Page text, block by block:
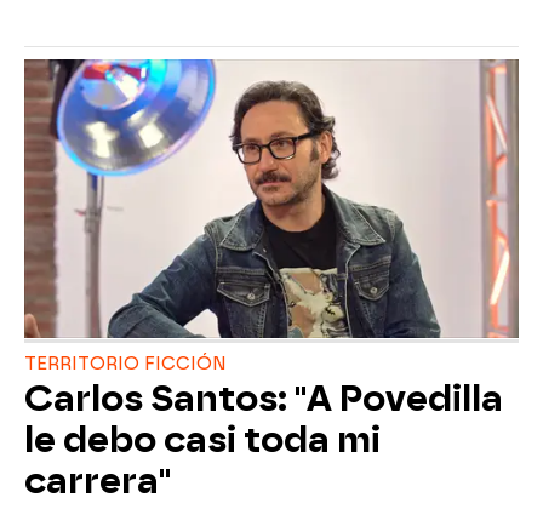
TERRITORIO FICCIÓN
Carlos Santos: "A Povedilla
le debo casi toda mi
carrera"